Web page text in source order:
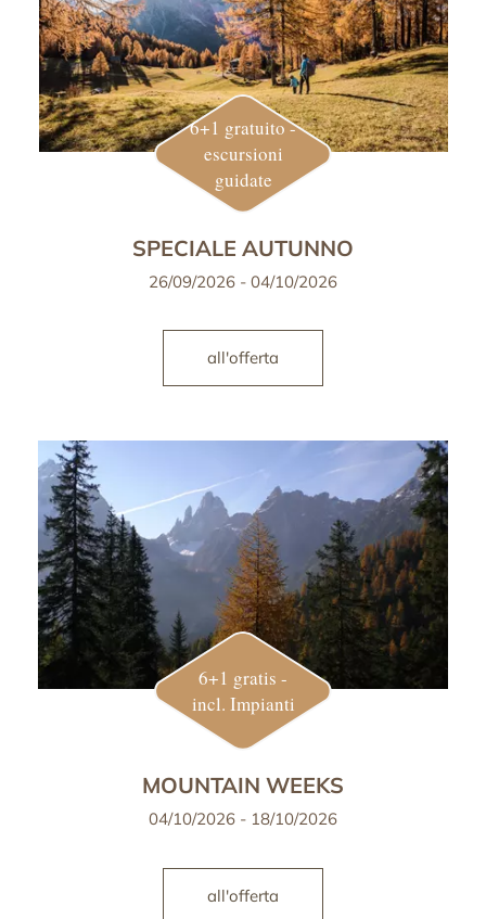
6+1 gratuito -
escursioni
guidate
SPECIALE AUTUNNO
26/09/2026 - 04/10/2026
all'offerta
6+1 gratis -
incl. Impianti
MOUNTAIN WEEKS
04/10/2026 - 18/10/2026
all'offerta